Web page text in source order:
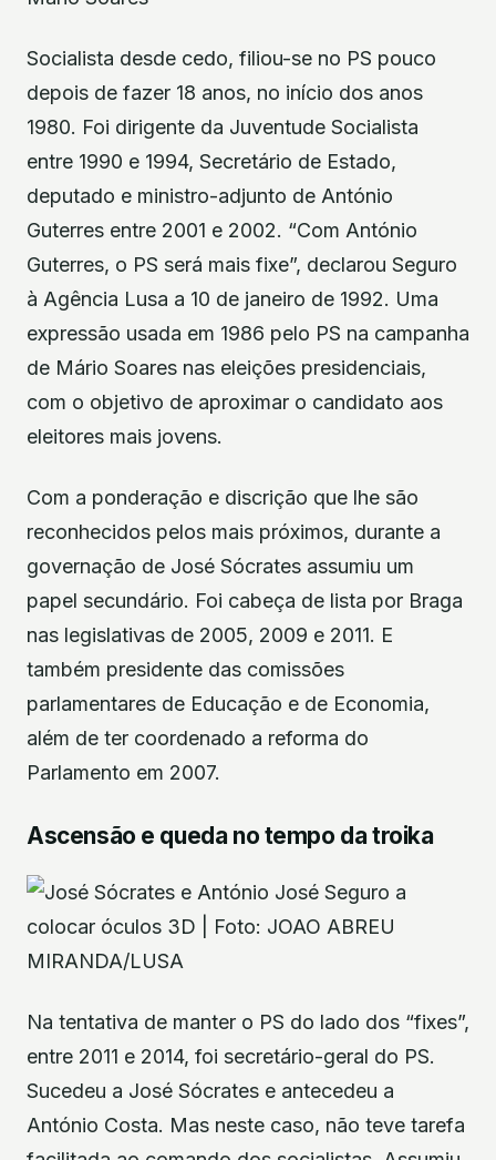
Socialista desde cedo, filiou-se no PS pouco
depois de fazer 18 anos, no início dos anos
1980. Foi dirigente da Juventude Socialista
entre 1990 e 1994, Secretário de Estado,
deputado e ministro-adjunto de António
Guterres entre 2001 e 2002. “Com António
Guterres, o PS será mais fixe”, declarou Seguro
à Agência Lusa a 10 de janeiro de 1992. Uma
expressão usada em 1986 pelo PS na campanha
de Mário Soares nas eleições presidenciais,
com o objetivo de aproximar o candidato aos
eleitores mais jovens.
Com a ponderação e discrição que lhe são
reconhecidos pelos mais próximos, durante a
governação de José Sócrates assumiu um
papel secundário. Foi cabeça de lista por Braga
nas legislativas de 2005, 2009 e 2011. E
também presidente das comissões
parlamentares de Educação e de Economia,
além de ter coordenado a reforma do
Parlamento em 2007.
Ascensão e queda no tempo da troika
Na tentativa de manter o PS do lado dos “fixes”,
entre 2011 e 2014, foi secretário-geral do PS.
Sucedeu a José Sócrates e antecedeu a
António Costa. Mas neste caso, não teve tarefa